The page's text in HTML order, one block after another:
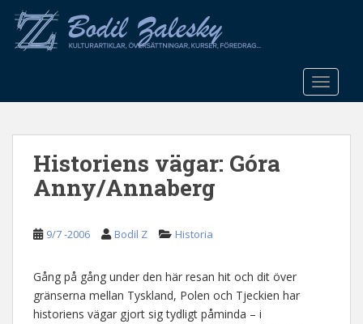
o
Historiens vägar: Góra
Anny/Annaberg
9/7 -2006 Bodil Z Historia
Gång på gång under den här resan hit och dit över
gränserna mellan Tyskland, Polen och Tjeckien har
historiens vägar gjort sig tydligt påminda – i